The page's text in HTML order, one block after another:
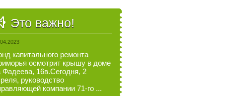
Это важно!
капитального ремонта
осмотрит крышу в доме
Фадеева, 16в.Сегодня, 2
руководство
компании 71-го ...